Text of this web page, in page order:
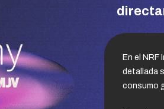
En el NRF
detallada
consumo